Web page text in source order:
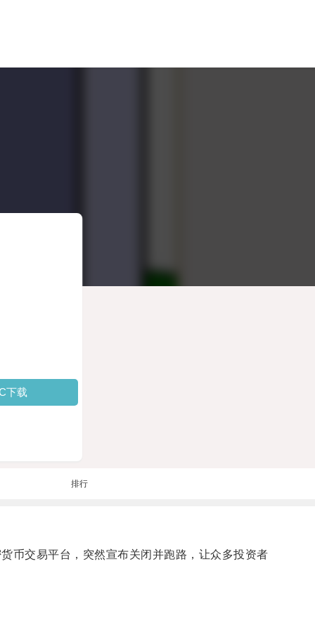
下载
排行
交易平台，突然宣布关闭并跑路，让众多投资者